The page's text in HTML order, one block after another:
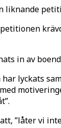
liknande
in av
har lyckats
”låter vi